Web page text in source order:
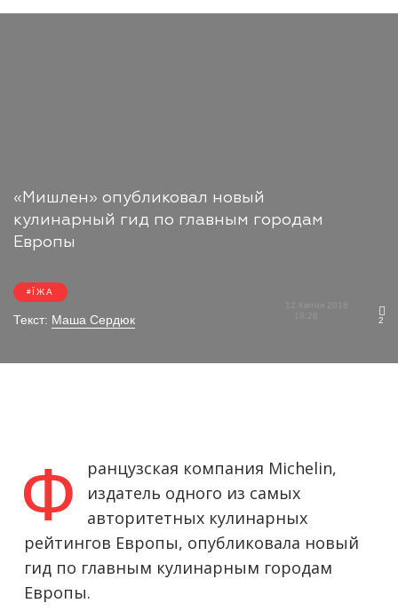
«Мишлен» опубликовал новый
кулинарный гид по главным городам
Европы
ЇЖА
Текст: Маша Сердюк 2
Ф
ранцузская компания Michelin,
издатель одного из самых
авторитетных кулинарных
рейтингов Европы, опубликовала новый
гид по главным кулинарным городам
Европы.